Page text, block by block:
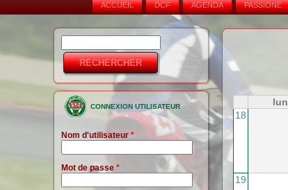
ACCUEIL DCF AGENDA PASSIONE
Formulaire de
recherche
CONNEXION UTILISATEUR
Nom d'utilisateur*
Mot de passe*
lun
18
19